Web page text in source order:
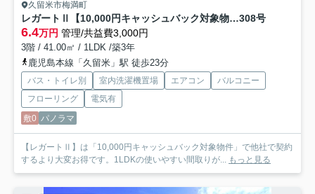
久留米市梅満町
レガートⅡ【10,000円キャッシュバック対象物件】308号
6.4万円 管理/共益費3,000円
3階 / 41.00㎡ / 1LDK /築3年
鹿児島本線「久留米」駅 徒歩23分
バス・トイレ別 室内洗濯機置場 エアコン
バルコニー
フローリング
電気有
敷0 パノラマ
【レガートⅡ】は「10,000円キャッシュバック対象物件」で他社で契約
するより大変お得です。1LDKの使いやすい間取りが...
もっと見る